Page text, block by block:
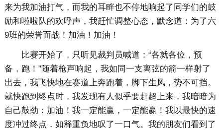
来为我加油打气，而我的耳畔也不停地响起了同学们的鼓
励和啦啦队的欢呼声，我赶忙调整心态，默念道：为了六
9班的荣誉而战！加油！加油！
比赛开始了，只听见裁判员喊道：“各就各位，预
备，跑！”随着枪声响起，我如同一支离弦的箭一样射了
出去，我飞快地在赛道上奔跑着，脚下生风，势不可挡。
就快跑到终点时，我发现有人似乎要赶超上来，我暗暗为
自己鼓劲：加油！我一定能赢，一定能赢！我以最快的速
度冲过终点，如释重负地叹了一口气。我的朋友们看到了